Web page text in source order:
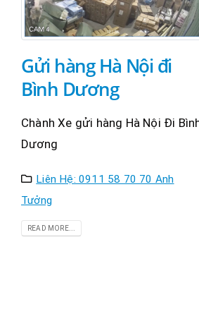
Gửi hàng Hà Nội đi
Bình Dương
Chành Xe gửi hàng Hà Nội Đi
Dương
Liên Hệ: 0911 58 70 70 Anh
Tưởng
READ MORE...